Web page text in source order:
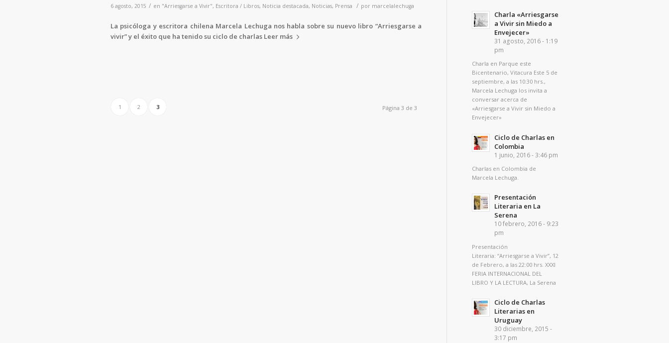
6 agosto, 2015 / en "Arriesgarse a Vivir", Escritora / Libros, Noticia destacada, Noticias, Prensa / por marcelalechuga
La psicóloga y escritora chilena Marcela Lechuga nos habla sobre su nuevo libro “Arriesgarse a
vivir” y el éxito que ha tenido su ciclo de charlas Leer más
Página 3 de 3
1 2 3
Charla «Arriesgarse
a Vivir sin Miedo a
Envejecer»
31 agosto, 2016 - 1:19
pm
Charla en Parque este
Bicentenario, Vitacura Este 5 de
septiembre, a las 10:30 hrs.,
Marcela Lechuga los invita a
conversar acerca de
«Arriesgarse a Vivir sin Miedo a
Envejecer»
Ciclo de Charlas en
Colombia
1 junio, 2016 - 3:46 pm
Charlas en Colombia de
Marcela Lechuga.
Presentación
Literaria en La
Serena
10 febrero, 2016 - 9:23
pm
Presentación
Literaria: “Arriesgarse a Vivir”, 12
de Febrero, a las 22:00 hrs. XXXI
FERIA INTERNACIONAL DEL
LIBRO Y LA LECTURA, La Serena
Ciclo de Charlas
Literarias en
Uruguay
30 diciembre, 2015 -
3:17 pm